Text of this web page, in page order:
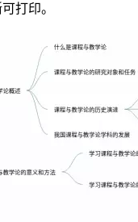
打印。